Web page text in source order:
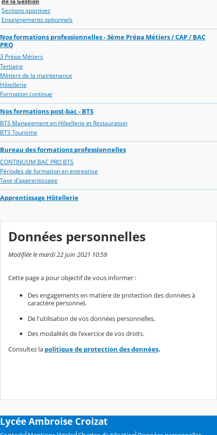
Sections sportives
Enseignements optionnels
Nos formations professionnelles - 3ème Prépa Métiers / CAP / BAC
PRO
3 Prépa Métiers
Tertiaire
Métiers de la maintenance
Hôtellerie
Formation continue
Nos formations post-bac - BTS
BTS Management en Hôtellerie et Restauration
BTS Tourisme
Bureau des formations professionnelles
CONTINUUM BAC PRO BTS
Périodes de formation en entreprise
Taxe d'apprentissage
Apprentissage Hôtellerie
Données personnelles
Modifiée le mardi 22 juin 2021 10:59
Cette page a pour objectif de vous informer :
Des engagements en matière de protection des données à
caractère personnel,
De l'utilisation de vos données personnelles,
Des modalités de l'exercice de vos droits.
Consultez la politique de protection des données.
Lycée Ambroise Croizat